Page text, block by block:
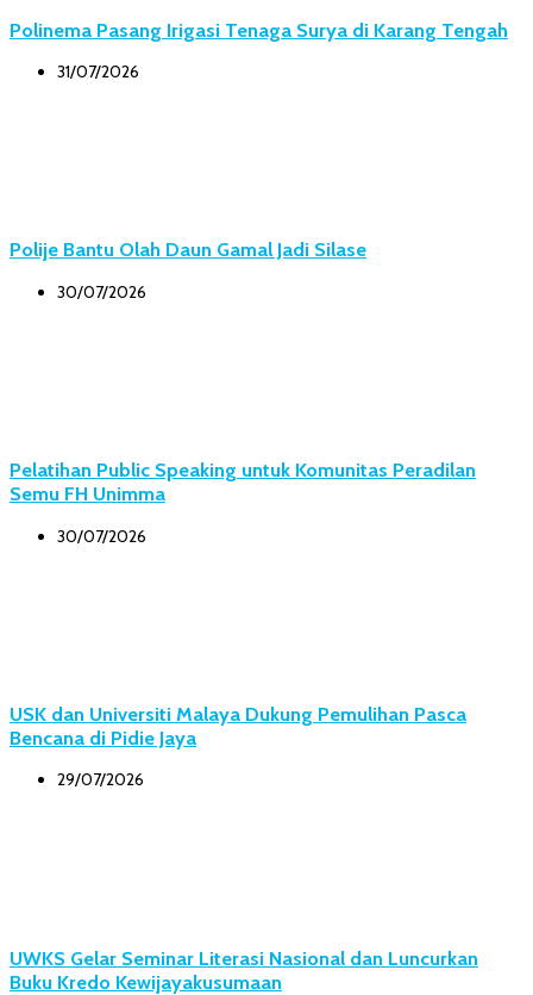
Polinema Pasang Irigasi Tenaga Surya di Karang Tengah
31/07/2026
Polije Bantu Olah Daun Gamal Jadi Silase
30/07/2026
Pelatihan Public Speaking untuk Komunitas Peradilan
Semu FH Unimma
30/07/2026
USK dan Universiti Malaya Dukung Pemulihan Pasca
Bencana di Pidie Jaya
29/07/2026
UWKS Gelar Seminar Literasi Nasional dan Luncurkan
Buku Kredo Kewijayakusumaan